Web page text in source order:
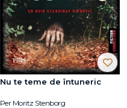
Nu te teme de întuneric
Per Moritz Stenborg